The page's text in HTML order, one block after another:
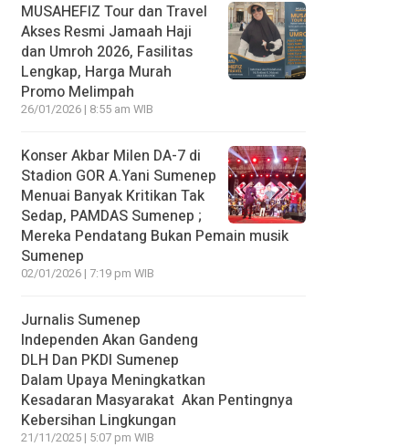
MUSAHEFIZ Tour dan Travel
Akses Resmi Jamaah Haji
dan Umroh 2026, Fasilitas
Lengkap, Harga Murah
Promo Melimpah
26/01/2026 | 8:55 am WIB
Konser Akbar Milen DA-7 di
Stadion GOR A.Yani Sumenep
Menuai Banyak Kritikan Tak
Sedap, PAMDAS Sumenep ;
Mereka Pendatang Bukan Pemain musik
Sumenep
02/01/2026 | 7:19 pm WIB
Jurnalis Sumenep
Independen Akan Gandeng
DLH Dan PKDI Sumenep
Dalam Upaya Meningkatkan
Kesadaran Masyarakat Akan Pentingnya
Kebersihan Lingkungan
21/11/2025 | 5:07 pm WIB